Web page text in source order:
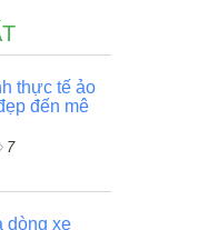
thực tế ảo
đến mê
7
dòng xe